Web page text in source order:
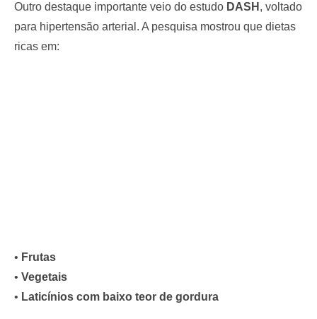
Outro destaque importante veio do estudo DASH , voltado
para hipertensão arterial. A pesquisa mostrou que dietas
ricas em:
• Frutas
• Vegetais
• Laticínios com baixo teor de gordura